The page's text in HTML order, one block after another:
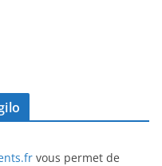
vous permet de